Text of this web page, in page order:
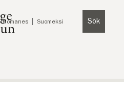
Romanes Suomeksi Sök